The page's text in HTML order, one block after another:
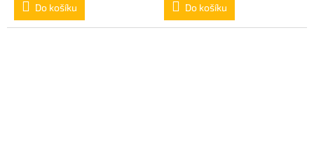
Do košíku Do košíku